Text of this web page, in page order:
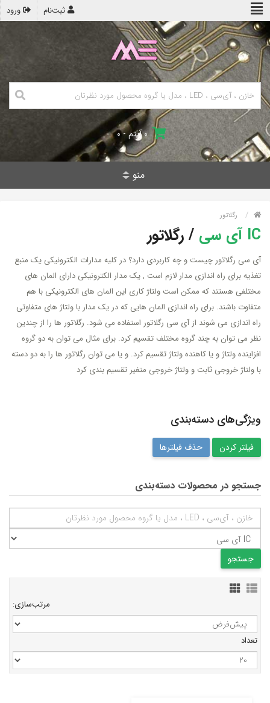
ورود ثبت‌نام
۰ آیتم - ۰
منو
رگلاتور
IC آی سی / رگلاتور
آی سی رگلاتور چیست و چه کاربردی دارد؟ در کلیه مدارات الکترونیکی یک منبع
تغذیه برای راه اندازی مدار لازم است , یک مدار الکترونیکی دارای المان های
مختلفی هستند که ممکن است ولتاژ کاری این المان های الکترونیکی با هم
متفاوت باشند. برای راه اندازی المان هایی که در یک مدار با ولتاژ های متفاوتی
راه اندازی می شوند از آی سی رگلاتور استفاده می شود. رگلاتور ها را از چندین
نظر می توان به چند گروه مختلف تقسیم کرد. برای مثال می توان به دو گروه
افزاینده ولتاژ و یا کاهنده ولتاژ تقسیم کرد. و یا می توان رگلاتور ها را به دو دسته
با ولتاژ خروجی ثابت و ولتاژ خروجی متغیر تقسیم بندی کرد
ویژگی‌های دسته‌بندی
حذف فیلترها
جستجو در محصولات دسته‌بندی
مرتب‌سازی:
تعداد